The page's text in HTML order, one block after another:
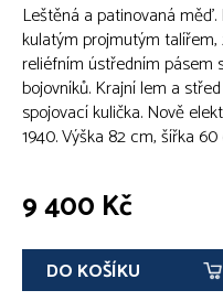
Leštěná a patinovaná
kulatým projmutým
reliéfním ústředním pásem
bojovníků. Krajní lem a
spojovací kulička. Nově
1940. Výška 82 cm, šířka
9 400 Kč
DO KOŠÍKU